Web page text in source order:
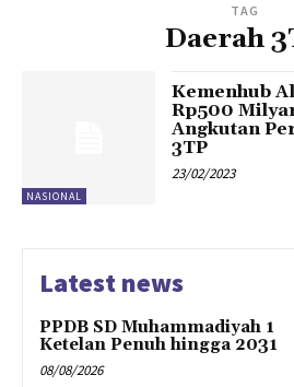
TAG
Daerah
NASIONAL
Kemenhub
Rp500
Angkutan
3TP
23/02/2023
Latest news
PPDB SD Muhammadiyah 1
Ketelan Penuh hingga 2031
08/08/2026